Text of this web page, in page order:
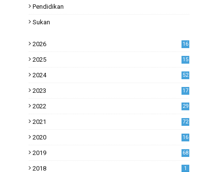
Pendidikan
Sukan
2026 16
2025 15
2024 52
2023
17
2022
29
2021
72
2020
16
2019
68
2018 1